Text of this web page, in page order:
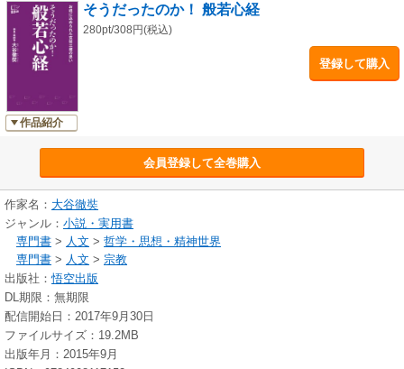
作品紹介
そうだったのか！ 般若心経
280pt/308円(税込)
登録して購入
会員登録して全巻購入
作家名： 大谷徹奘
ジャンル： 小説・実用書
専門書 > 人文 > 哲学・思想・精神世界
専門書 > 人文 > 宗教
出版社：悟空出版
DL期限：無期限
配信開始日：2017年9月30日
ファイルサイズ：19.2MB
出版年月：2015年9月